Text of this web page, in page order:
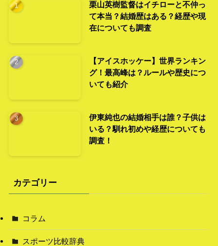
栗山英樹監督はイチローと不仲っ
て本当？結婚歴はある？経歴や現
在についても調査
【アイスホッケー】世界ランキン
グ！最高峰は？ルールや歴史につ
いても紹介
伊東純也の結婚相手は誰？子供は
いる？馴れ初めや経歴についても
調査！
カテゴリー
コラム
スポーツ比較辞典